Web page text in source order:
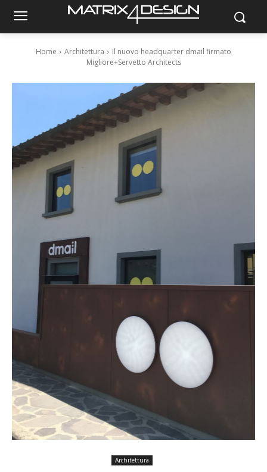
Home Architettura
Il nuovo headquarter dmail firmato
Migliore+Servetto Architects
Architettura